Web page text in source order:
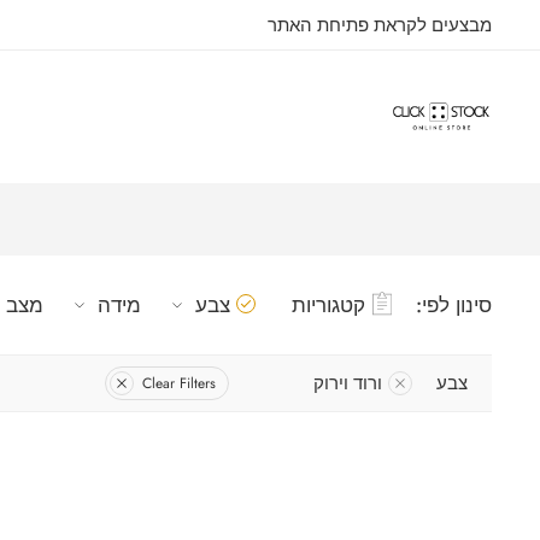
מבצעים לקראת פתיחת האתר
סינון לפי: קטגוריות צבע מידה מצב
צבע ורוד וירוק Clear Filters